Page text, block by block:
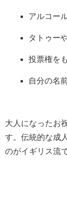
アルコー
タトゥー
投票権を
自分の名
大人になったお
す。伝統的な成
のがイギリス流